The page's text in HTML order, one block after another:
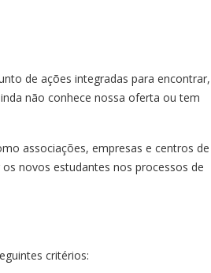
de ações integradas para encontrar,
não conhece nossa oferta ou tem
associações, empresas e centros de
novos estudantes nos processos de
critérios: